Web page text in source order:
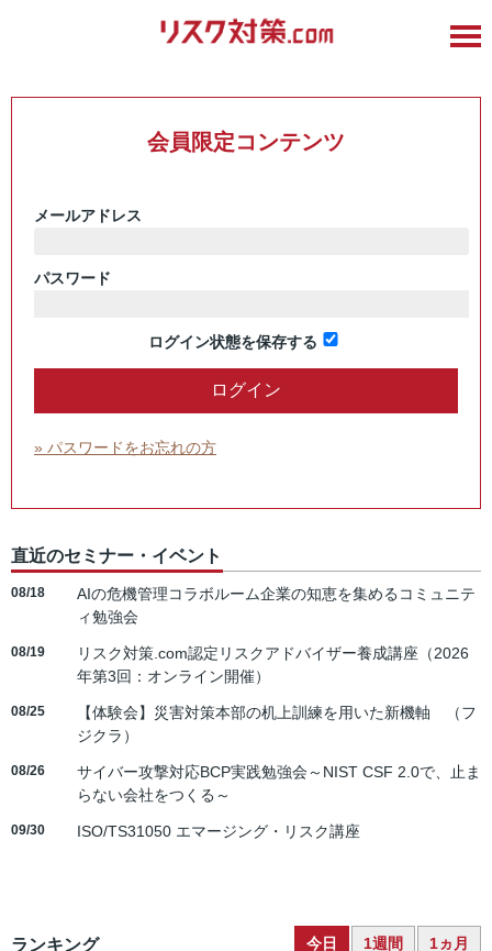
会員限定コンテンツ
メールアドレス
パスワード
ログイン状態を保存する
» パスワードをお忘れの方
直近のセミナー・イベント
08/18
AIの危機管理コラボルーム企業の知恵を集めるコミュニテ
ィ勉強会
08/19
リスク対策.com認定リスクアドバイザー養成講座（2026
年第3回：オンライン開催）
08/25
【体験会】災害対策本部の机上訓練を用いた新機軸 （フ
ジクラ）
08/26
サイバー攻撃対応BCP実践勉強会～NIST CSF 2.0で、止ま
らない会社をつくる～
09/30 ISO/TS31050 エマージング・リスク講座
ランキング 今日 1週間 1ヵ月